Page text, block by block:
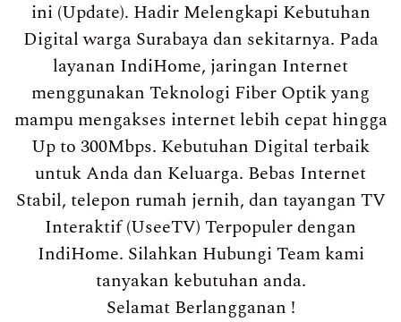
ini (Update). Hadir Melengkapi Kebutuhan
Digital warga Surabaya dan sekitarnya. Pada
layanan IndiHome, jaringan Internet
menggunakan Teknologi Fiber Optik yang
mampu mengakses internet lebih cepat hingga
Up to 300Mbps. Kebutuhan Digital terbaik
untuk Anda dan Keluarga. Bebas Internet
Stabil, telepon rumah jernih, dan tayangan TV
Interaktif (UseeTV) Terpopuler dengan
IndiHome. Silahkan Hubungi Team kami
tanyakan kebutuhan anda.
Selamat Berlangganan !